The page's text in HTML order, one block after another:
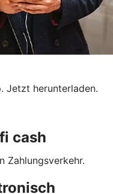
Jetzt herunterladen.
cash
Zahlungsverkehr.